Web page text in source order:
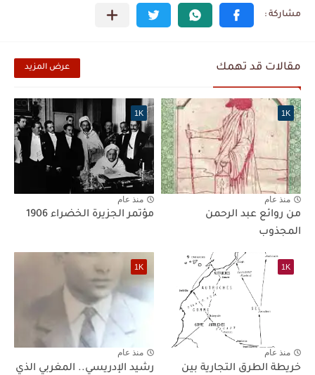
مقالات قد تهمك عرض المزيد
1K
منذ عام
من روائع عبد الرحمن
المجذوب
1K
منذ عام
مؤتمر الجزيرة الخضراء 1906
1K
منذ عام
خريطة الطرق التجارية بين
1K
منذ عام
رشيد الإدريسي.. المغربي الذي